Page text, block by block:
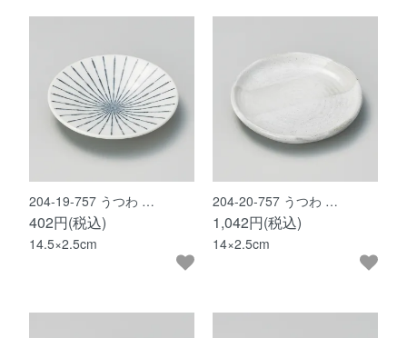
204-19-757 うつわ …
402円(税込)
14.5×2.5cm
204-20-757 うつわ …
1,042円(税込)
14×2.5cm